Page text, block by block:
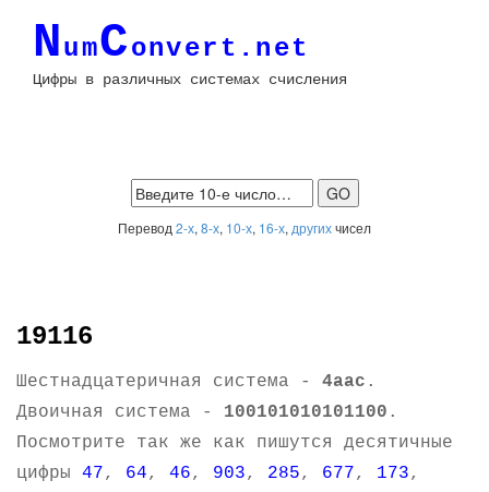
NumConvert.net
Цифры в различных системах счисления
Перевод 2-х, 8-х, 10-х, 16-х, другихчисел
19116
Шестнадцатеричная система - 4aac .
Двоичная система - 100101010101100 .
Посмотрите так же как пишутся десятичные
цифры 47, 64, 46, 903, 285, 677, 173,